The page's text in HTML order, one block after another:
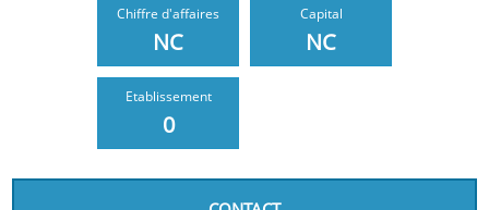
Chiffre d'affaires
NC
Capital
NC
Etablissement
0